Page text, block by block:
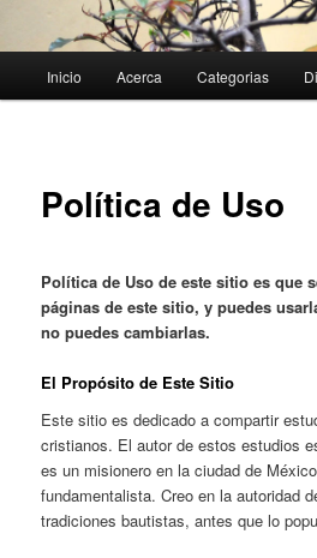
principal
Inicio Acerca Categorias
Política de Uso
Política de Uso de este sitio es que
páginas de este sitio, y puedes
no puedes cambiarlas.
El Propósito de Este Sitio
Este sitio es dedicado a compartir
cristianos. El autor de estos estudios
es un misionero en la ciudad de
fundamentalista. Creo en la autoridad
tradiciones bautistas, antes que lo